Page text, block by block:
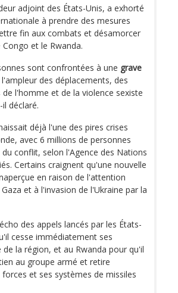
adjoint des États-Unis, a exhorté
à prendre des mesures
fin aux combats et désamorcer
et le Rwanda.
sont confrontées à une grave
des déplacements, des
l'homme et de la violence sexiste
déclaré.
déjà l'une des pires crises
avec 6 millions de personnes
conflit, selon l'Agence des Nations
Certains craignent qu'une nouvelle
en raison de l'attention
et à l'invasion de l'Ukraine par la
des appels lancés par les États-
cesse immédiatement ses
la région, et au Rwanda pour qu'il
au groupe armé et retire
et ses systèmes de missiles